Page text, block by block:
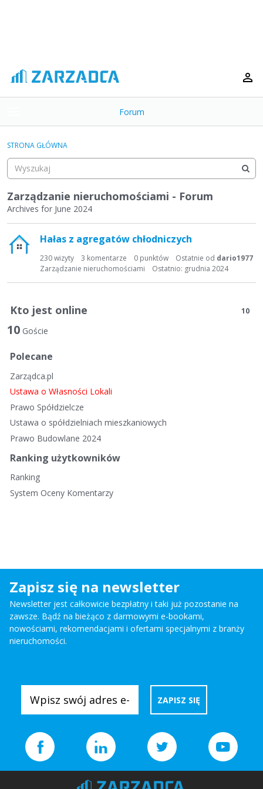
o
g
e
m
e
n
Forum
Kategorie
Dyskusje
Aktywność
STRONA GŁÓWNA
Zarządzanie nieruchomościami - Forum
Archives for June 2024
i
s
a
y
k
s
y
n
a
Hałas z agregatów chłodniczych
230wizyty 3 komentarze 0 punktów Ostatnie od dario1977
Ostatnio: grudnia 2024
Zarządzanie nieruchomościami
Kto jest online 10
10 Goście
Polecane
Zarządca.pl
Ustawa o Własności Lokali
Prawo Spółdzielcze
Ustawa o spółdzielniach mieszkaniowych
Prawo Budowlane 2024
Ranking użytkowników
Ranking
System Oceny Komentarzy
Zapisz się na newsletter
Newsletter jest całkowicie bezpłatny i taki już pozostanie na
zawsze. Bądź na bieżąco z darmowymi e-bookami,
nowościami, rekomendacjami i ofertami specjalnymi z branży
nieruchomości.